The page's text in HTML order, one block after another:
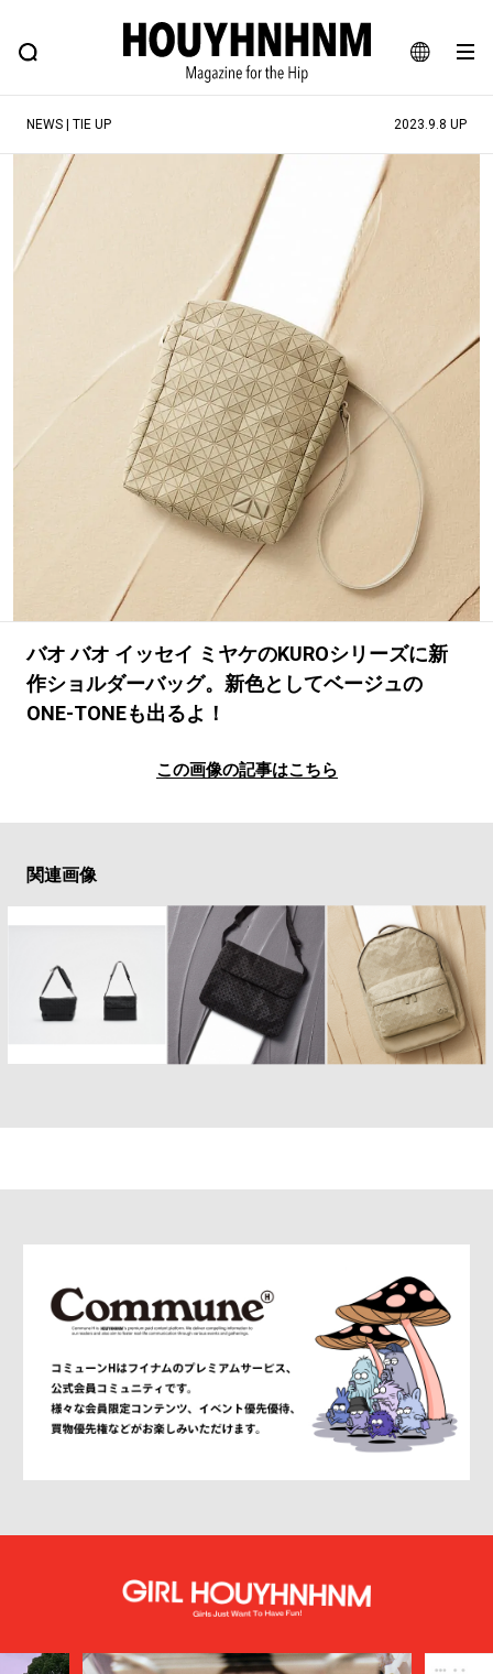
JA
EN
FEATURE BLOG SNAP
ヒップなファッション、カルチャー、ライフスタイルWEBマガジン
#憧れの逸品
#ESSENTIAL DESIGNS #古着サミット
#マイナーグッド図鑑
#路地裏てぃーん。 #MONTHLY JOURNAL
#GH 銘品の所以 #フイナムのYouTube
#Commune H #FOCUS IT #AH.H
#ととけん #FASHION #MUSIC #MOVIE
#LIFESTYLE #SNEAKER #OUTDOOR
#HANDSOME HANDBOOK
NEWS | TIE UP 2023.9.8 UP
バオ バオ イッセイ ミヤケのKUROシリーズに新
作ショルダーバッグ。新色としてベージュの
ONE-TONEも出るよ！
この画像の記事はこちら
関連画像